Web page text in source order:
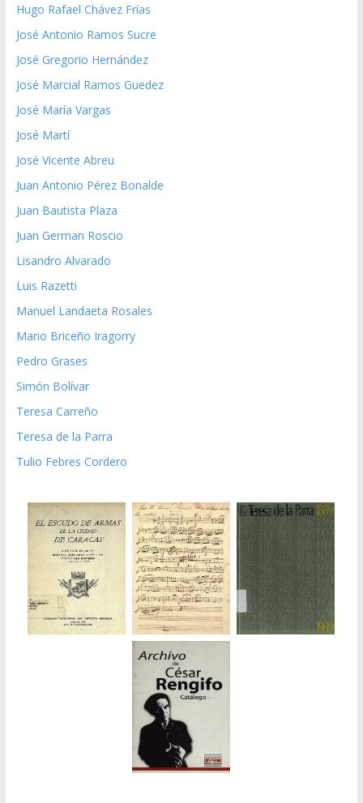
Hugo Rafael Chávez Frías
José Antonio Ramos Sucre
José Gregorio Hernández
José Marcial Ramos Guedez
José María Vargas
José Martí
José Vicente Abreu
Juan Antonio Pérez Bonalde
Juan Bautista Plaza
Juan German Roscio
Lisandro Alvarado
Luis Razetti
Manuel Landaeta Rosales
Mario Briceño Iragorry
Pedro Grases
Simón Bolívar
Teresa Carreño
Teresa de la Parra
Tulio Febres Cordero